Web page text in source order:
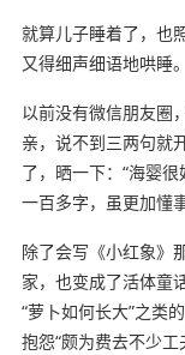
就算儿子睡着了，也
又得细声细语地哄睡。
以前没有微信朋友圈
亲，说不到三两句就
了，晒一下：“海婴
一百多字，虽更加懂
除了会写《小红象》
家，也变成了活体童
“萝卜如何长大”之类
抱怨“颇为费去不少工